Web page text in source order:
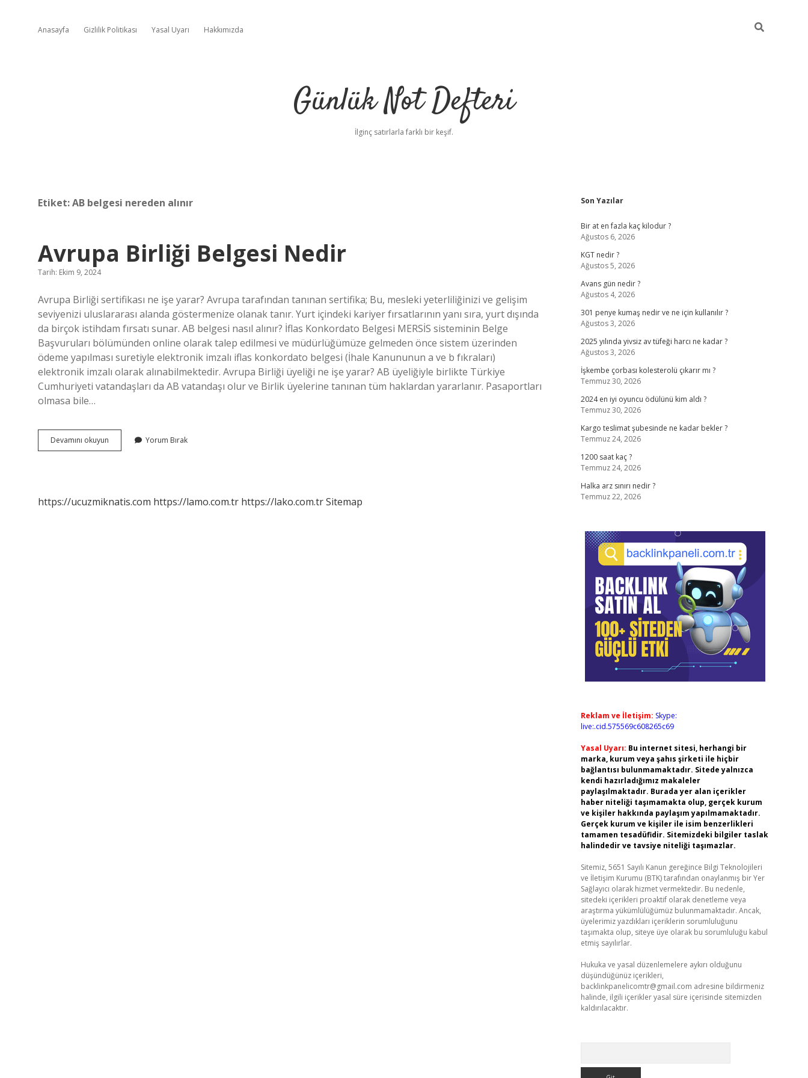
Anasayfa Gizlilik Politikası Yasal Uyarı Hakkımızda
Günlük Not Defteri
İlginç satırlarla farklı bir keşif.
Etiket:AB belgesi nereden alınır
Avrupa Birliği Belgesi Nedir
Tarih: Ekim 9, 2024
Avrupa Birliği sertifikası ne işe yarar? Avrupa tarafından tanınan sertifika; Bu, mesleki yeterliliğinizi ve gelişim
seviyenizi uluslararası alanda göstermenize olanak tanır. Yurt içindeki kariyer fırsatlarının yanı sıra, yurt dışında
da birçok istihdam fırsatı sunar. AB belgesi nasıl alınır? İflas Konkordato Belgesi MERSİS sisteminin Belge
Başvuruları bölümünden online olarak talep edilmesi ve müdürlüğümüze gelmeden önce sistem üzerinden
ödeme yapılması suretiyle elektronik imzalı iflas konkordato belgesi (İhale Kanununun a ve b fıkraları)
elektronik imzalı olarak alınabilmektedir. Avrupa Birliği üyeliği ne işe yarar? AB üyeliğiyle birlikte Türkiye
Cumhuriyeti vatandaşları da AB vatandaşı olur ve Birlik üyelerine tanınan tüm haklardan yararlanır. Pasaportları
olmasa bile…
Devamını okuyun
Birliği
Yorum Bırak
https://ucuzmiknatis.com https://lamo.com.tr https://lako.com.trSitemap
Sidebar
Son Yazılar
Bir at en fazla kaç kilodur ?
Ağustos 6, 2026
KGT nedir ?
Ağustos 5, 2026
Avans gün nedir ?
Ağustos 4, 2026
301 penye kumaş nedir ve ne için kullanılır ?
Ağustos 3, 2026
2025 yılında yivsiz av tüfeği harcı ne kadar ?
Ağustos 3, 2026
İşkembe çorbası kolesterolü çıkarır mı ?
Temmuz 30, 2026
2024 en iyi oyuncu ödülünü kim aldı ?
Temmuz 30, 2026
Kargo teslimat şubesinde ne kadar bekler ?
Temmuz 24, 2026
1200 saat kaç ?
Temmuz 24, 2026
Halka arz sınırı nedir ?
Temmuz 22, 2026
Reklam ve İletişim: Skype:
live:.cid.575569c608265c69
Yasal Uyarı: Bu internet sitesi, herhangi bir
marka, kurum veya şahıs şirketi ile hiçbir
bağlantısı bulunmamaktadır. Sitede yalnızca
kendi hazırladığımız makaleler
paylaşılmaktadır. Burada yer alan içerikler
haber niteliği taşımamakta olup, gerçek kurum
ve kişiler hakkında paylaşım yapılmamaktadır.
Gerçek kurum ve kişiler ile isim benzerlikleri
tamamen tesadüfidir. Sitemizdeki bilgiler taslak
halindedir ve tavsiye niteliği taşımazlar.
Sitemiz, 5651 Sayılı Kanun gereğince Bilgi Teknolojileri
ve İletişim Kurumu (BTK) tarafından onaylanmış bir Yer
Sağlayıcı olarak hizmet vermektedir. Bu nedenle,
sitedeki içerikleri proaktif olarak denetleme veya
araştırma yükümlülüğümüz bulunmamaktadır. Ancak,
üyelerimiz yazdıkları içeriklerin sorumluluğunu
taşımakta olup, siteye üye olarak bu sorumluluğu kabul
etmiş sayılırlar.
Hukuka ve yasal düzenlemelere aykırı olduğunu
düşündüğünüz içerikleri,
backlinkpanelicomtr@gmail.com adresine bildirmeniz
halinde, ilgili içerikler yasal süre içerisinde sitemizden
kaldırılacaktır.